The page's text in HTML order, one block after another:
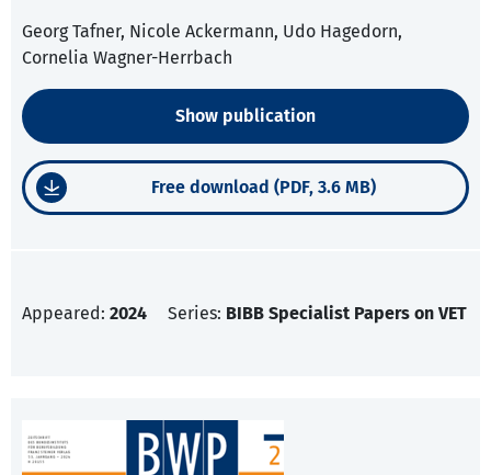
Georg Tafner, Nicole Ackermann, Udo Hagedorn,
Cornelia Wagner-Herrbach
Show publication
Free download (PDF, 3.6 MB)
Appeared: 2024 Series: BIBB Specialist Papers on VET